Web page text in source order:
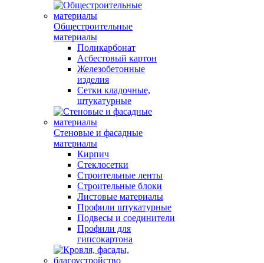
Общестроительные
материалы
Поликарбонат
Асбестовый картон
Железобетонные
изделия
Сетки кладочные,
штукатурные
Стеновые и фасадные
материалы
Кирпич
Стеклосетки
Строительные ленты
Строительные блоки
Листовые материалы
Профили штукатурные
Подвесы и соединители
Профили для
гипсокартона